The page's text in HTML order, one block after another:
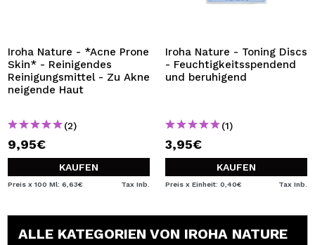
Iroha Nature - *Acne Prone
Skin* - Reinigendes
Reinigungsmittel - Zu Akne
neigende Haut
(2)
9,95€
KAUFEN
Preis x 100 Ml: 6,63€ Tax Inb.
Iroha Nature - Toning Discs
- Feuchtigkeitsspendend
und beruhigend
(1)
3,95€
KAUFEN
Preis x Einheit: 0,40€ Tax Inb.
ALLE KATEGORIEN VON IROHA NATURE